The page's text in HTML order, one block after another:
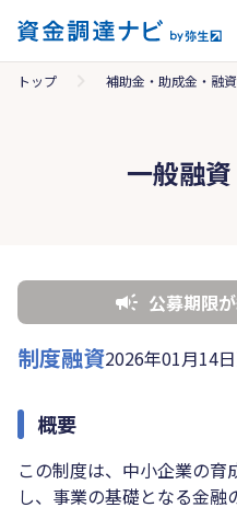
トップ 補助金・助成金・融
一般融資
公募期限
制度融資2026年01月14
概要
この制度は、中小企業の
し、事業の基礎となる金融